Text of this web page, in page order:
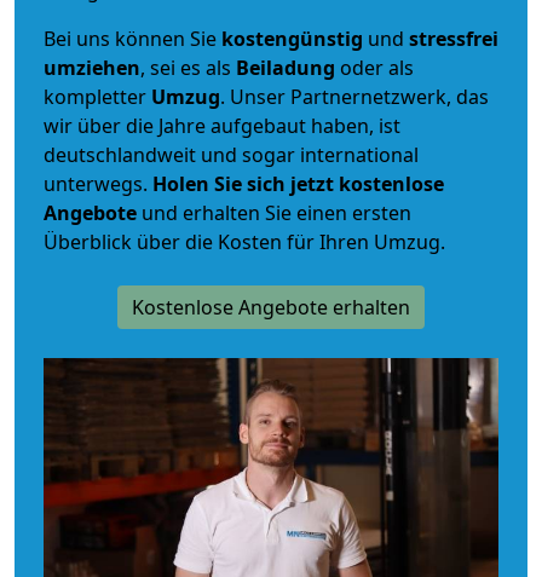
Bei uns können Sie kostengünstig und stressfrei
umziehen, sei es als Beiladung oder als
kompletter Umzug. Unser Partnernetzwerk, das
wir über die Jahre aufgebaut haben, ist
deutschlandweit und sogar international
unterwegs. Holen Sie sich jetzt kostenlose
Angebote und erhalten Sie einen ersten
Überblick über die Kosten für Ihren Umzug.
Kostenlose Angebote erhalten